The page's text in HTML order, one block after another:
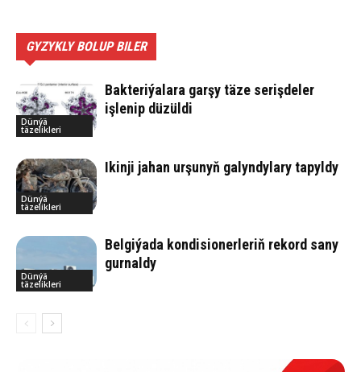
GYZYKLY BOLUP BILER
Dünýä
täzelikleri
Bakteriýalara garşy täze serişdeler
işlenip düzüldi
Dünýä
täzelikleri
Ikinji jahan urşunyň galyndylary tapyldy
Dünýä
täzelikleri
Belgiýada kondisionerleriň rekord sany
gurnaldy